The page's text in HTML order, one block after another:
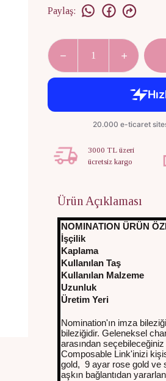
Paylaş:
3000 TL üzeri
ücretsiz kargo
Ürün Açıklaması
NOMINATION ÜRÜN
İşçilik
Kaplama
Kullanılan Taş
Kullanılan Malzeme
Uzunluk
Üretim Yeri
Nomination'ın imza
bileziğidir. Geleneksel
arasından
Composable Link'inizi
gold, 9 ayar rose gold ve
aşkın bağlantıdan